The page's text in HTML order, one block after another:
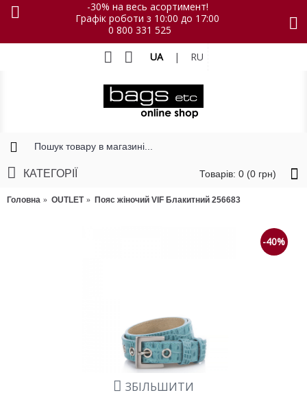
-30% на весь асортимент!
Графік роботи з 10:00 до 17:00
0 800 331 525
UA | RU
Товарів: 0 (0 грн)
КАТЕГОРІЇ
Головна OUTLET Пояс жіночий VIF Блакитний 256683
-40%
ЗБІЛЬШИТИ